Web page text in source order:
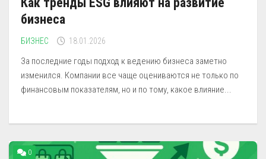
бизнеса
БИЗНЕС 18.01.2026
За последние годы подход к ведению бизнеса заметно
изменился. Компании все чаще оцениваются не только по
финансовым показателям, но и по тому, какое влияние...
0